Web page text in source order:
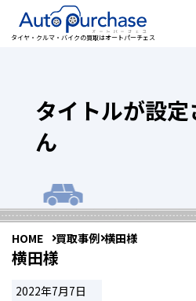
タイヤ・クルマ・バイクの買取はオートパーチェス
タイトルが設
ん
HOME 買取事例 横田様
横田様
2022年7月7日